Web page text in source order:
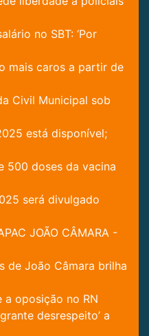
no SBT: ‘Por
mais caros a partir de
Civil Municipal sob
está disponível;
500 doses da vacina
será divulgado
JOÃO CÂMARA -
de João Câmara brilha
oposição no RN
desrespeito’ a